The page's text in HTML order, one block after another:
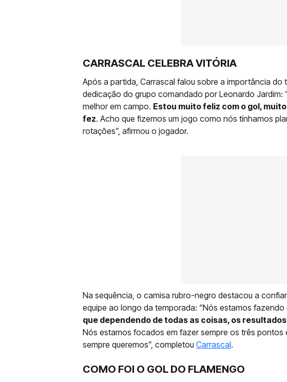
CARRASCAL CELEBRA VITÓRIA
Após a partida, Carrascal falou sobre a importância do
dedicação do grupo comandado por Leonardo Jardim:
melhor em campo. Estou muito feliz com o gol,
fez. Acho que fizemos um jogo como nós tínhamos
rotações”, afirmou o jogador.
Na sequência, o camisa rubro-negro destacou a
equipe ao longo da temporada: “Nós estamos
que dependendo de todas as coisas, os
Nós estamos focados em fazer sempre os três pontos
sempre queremos”, completou Carrascal.
COMO FOI O GOL DO FLAMENGO